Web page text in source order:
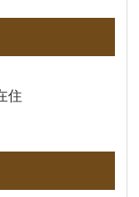
住